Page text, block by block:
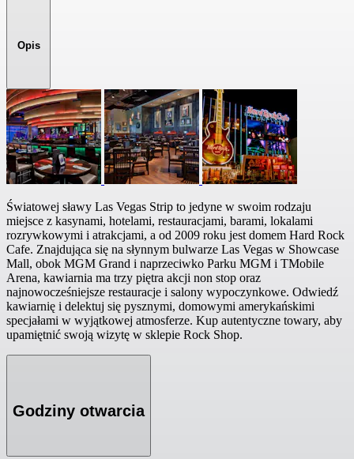
Opis
Światowej sławy Las Vegas Strip to jedyne w swoim rodzaju
miejsce z kasynami, hotelami, restauracjami, barami, lokalami
rozrywkowymi i atrakcjami, a od 2009 roku jest domem Hard Rock
Cafe. Znajdująca się na słynnym bulwarze Las Vegas w Showcase
Mall, obok MGM Grand i naprzeciwko Parku MGM i TMobile
Arena, kawiarnia ma trzy piętra akcji non stop oraz
najnowocześniejsze restauracje i salony wypoczynkowe. Odwiedź
kawiarnię i delektuj się pysznymi, domowymi amerykańskimi
specjałami w wyjątkowej atmosferze. Kup autentyczne towary, aby
upamiętnić swoją wizytę w sklepie Rock Shop.
Godziny otwarcia